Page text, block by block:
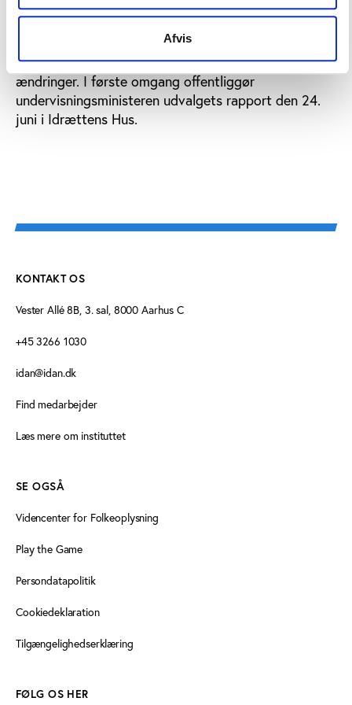
Afvis
kommunale lokaletilskud, som gives til børne- og
ungdomsaktiviteter. Folkeoplysningsloven står
således over for en revision, efter at et udvalg under
Undervisningsministeriet har analyseret behovet for
ændringer. I første omgang offentliggør
undervisningsministeren udvalgets rapport den 24.
juni i Idrættens Hus.
KONTAKT OS
Vester Allé 8B, 3. sal, 8000 Aarhus C
+45 3266 1030
idan@idan.dk
Find medarbejder
Læs mere om instituttet
SE OGSÅ
Videncenter for Folkeoplysning
Play the Game
Persondatapolitik
Cookiedeklaration
Tilgængelighedserklæring
FØLG OS HER